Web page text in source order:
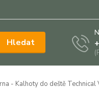
Hledat
- Kalhoty do deště Technical